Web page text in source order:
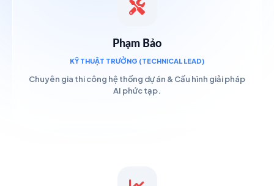
Phạm Bảo
KỸ THUẬT TRƯỞNG (TECHNICAL LEAD)
Chuyên gia thi công hệ thống dự án & Cấu hình giải pháp
AI phức tạp.